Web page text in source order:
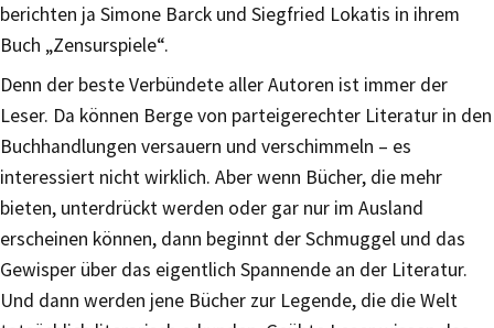
berichten ja Simone Barck und Siegfried Lokatis in ihrem
Buch „Zensurspiele“.
Denn der beste Verbündete aller Autoren ist immer der
Leser. Da können Berge von parteigerechter Literatur in den
Buchhandlungen versauern und verschimmeln – es
interessiert nicht wirklich. Aber wenn Bücher, die mehr
bieten, unterdrückt werden oder gar nur im Ausland
erscheinen können, dann beginnt der Schmuggel und das
Gewisper über das eigentlich Spannende an der Literatur.
Und dann werden jene Bücher zur Legende, die die Welt